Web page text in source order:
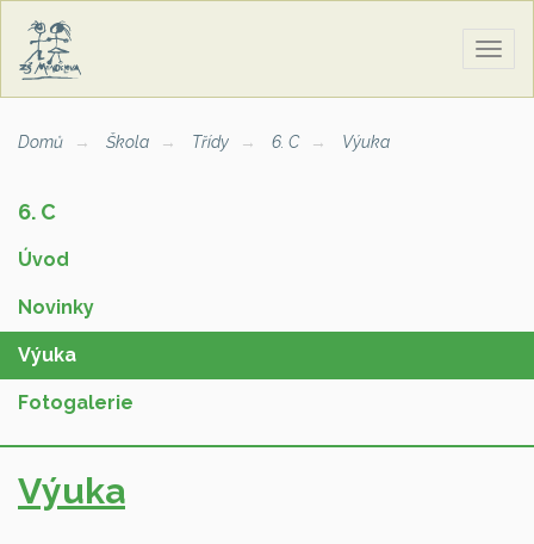
Domů Škola Třídy 6. C Výuka
6. C
Úvod
Novinky
Výuka
Fotogalerie
Výuka